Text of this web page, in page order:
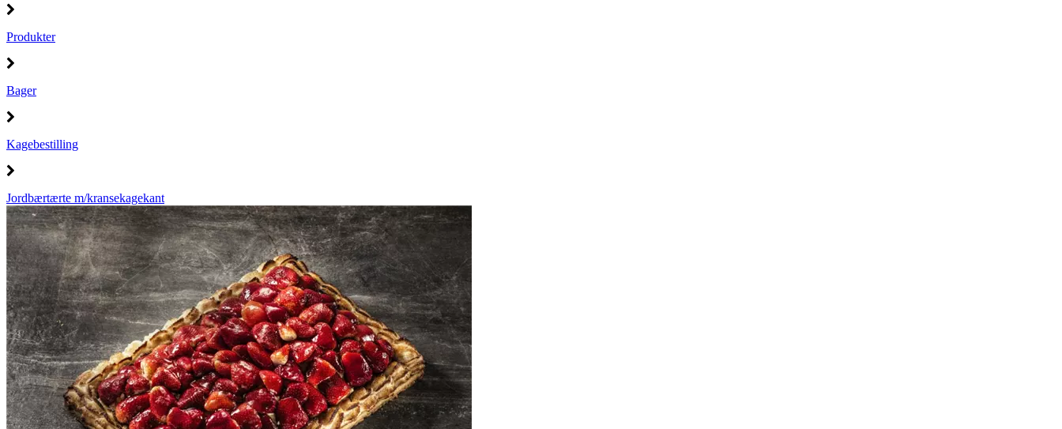
Produkter
Bager
Kagebestilling
Jordbærtærte m/kransekagekant